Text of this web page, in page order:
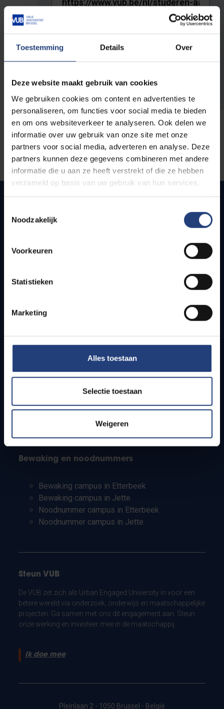
Toestemming Details Over
Deze website maakt gebruik van cookies
We gebruiken cookies om content en advertenties te
personaliseren, om functies voor social media te bieden
en om ons websiteverkeer te analyseren. Ook delen we
informatie over uw gebruik van onze site met onze
partners voor social media, adverteren en analyse. Deze
partners kunnen deze gegevens combineren met andere
informatie die u aan ze heeft verstrekt of die ze hebben
verzameld op basis van uw gebruik van hun services.
Noodzakelijk
Voorkeuren
Statistieken
Marketing
Alles toestaan
Selectie toestaan
Weigeren
De volledige URL van de pagina waar je de fout zag.
Snel naar
Bereikbaarheid
Studenten
PhD-studenten
Leerkrachten en secundaire scholen
Bewaking en noodnummers
Bewaking campus in Etterbeek
Bewaking campus in Jette
Noodnummer campus in Etterbeek
Noodnummer campus in Jette
Steun VUB
De VUB zet zich als Urban Engaged University in voor een
betere wereld via onderzoek, onderwijs en maatschappelijke
projecten. Ga samen met ons dit engagement aan. Steun
onze werking en investeer mee in de maatschappij.
Ik doe mee
Pleinlaan 2 - 1050 Brussel - België